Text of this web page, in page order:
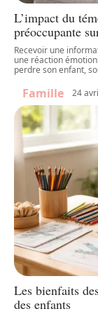
L’impact du
préoccupante
Recevoir une
une réaction
perdre son enfant,
Famille 24
Les bienfaits
des enfants